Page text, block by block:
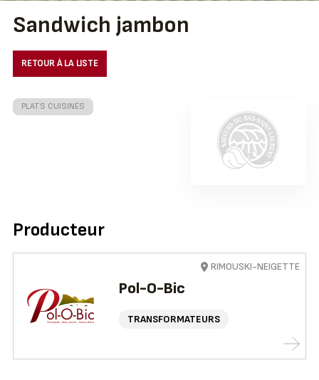
Sandwich jambon
RETOUR À LA LISTE
PLATS CUISINÉS
Producteur
Pol-O-Bic
TRANSFORMATEURS
RIMOUSKI-NEIGETTE